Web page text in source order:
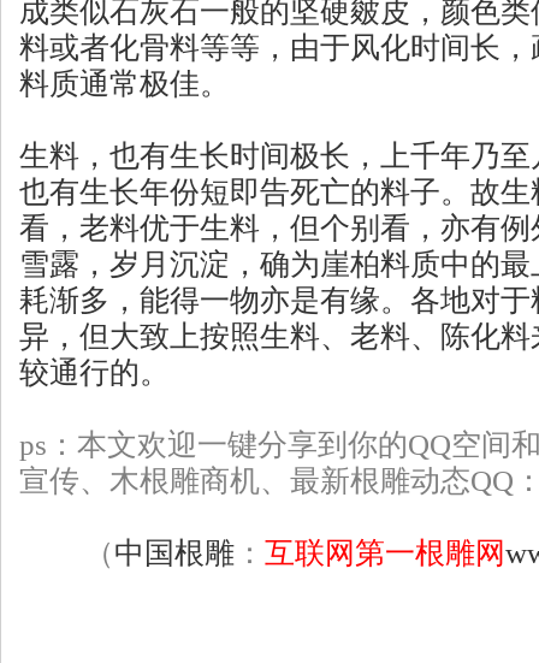
成类似石灰石一般的坚硬皴皮，颜色
料或者化骨料等等，由于风化时间长
料质通常极佳。
生料，也有生长时间极长，上千年乃
也有生长年份短即告死亡的料子。故
看，老料优于生料，但个别看，亦有
雪露，岁月沉淀，确为崖柏料质中的
耗渐多，能得一物亦是有缘。各地对
异，但大致上按照生料、老料、陈化
较通行的。
ps：本文欢迎一键分享到你的QQ空间
宣传、 木根雕商机、最新根雕动态QQ
（中国根雕 ： 互联网第一根雕网